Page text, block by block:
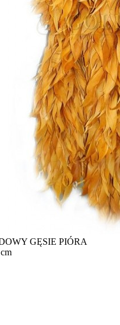
GĘSIE PIÓRA